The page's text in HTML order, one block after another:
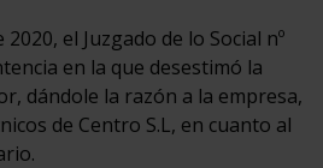
el Juzgado de lo Social nº
en la que desestimó la
dándole la razón a la empresa,
de Centro S.L, en cuanto al